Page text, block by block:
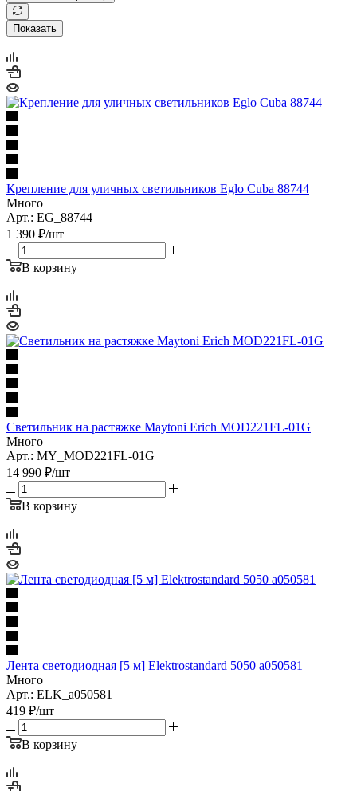
Показать
Крепление для уличных светильников Eglo Cuba 88744
Много
Арт.: EG_88744
1 390 ₽/шт
В корзину
Светильник на растяжке Maytoni Erich MOD221FL-01G
Много
Арт.: MY_MOD221FL-01G
14 990 ₽/шт
В корзину
Лента светодиодная [5 м] Elektrostandard 5050 a050581
Много
Арт.: ELK_a050581
419 ₽/шт
В корзину